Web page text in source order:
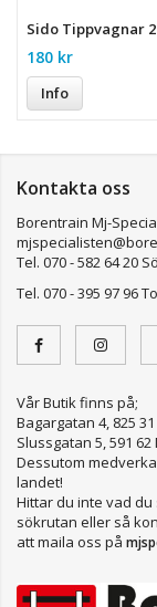
Sido Tippvagnar 2
180 kr
Info
Kontakta oss
Borentrain Mj-
Tel. 070 - 582 64 20
Tel. 070 - 395 97 96
Vår Butik finns på;
Bagargatan 4, 825
Slussgatan 5, 591
Dessutom
landet!
Hittar du inte vad
sökrutan eller så
att maila oss på